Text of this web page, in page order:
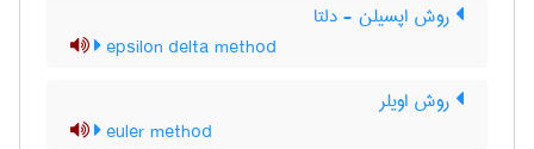
روش اپسیلن - دلتا
epsilon delta method
روش اویلر
euler method